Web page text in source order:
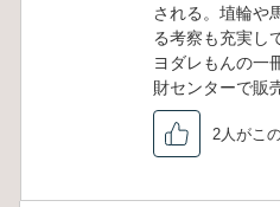
される。埴輪や
る考察も充実し
ヨダレもんの一
財センターで販
2人がこ